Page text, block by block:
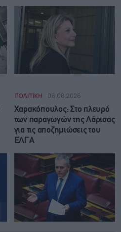
ΠΟΛΙΤΙΚΗ 08.08.2026
Χαρακόπουλος: Στο πλευρό
των παραγωγών της Λάρισας
για τις αποζημιώσεις του
ΕΛΓΑ